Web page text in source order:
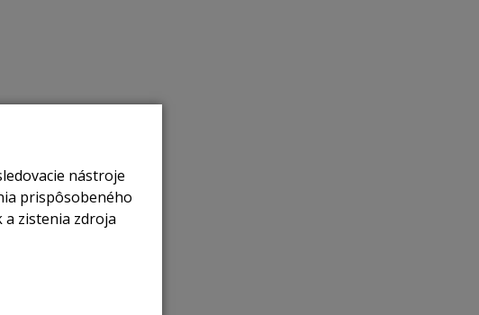
nástroje
prispôsobeného
zistenia zdroja